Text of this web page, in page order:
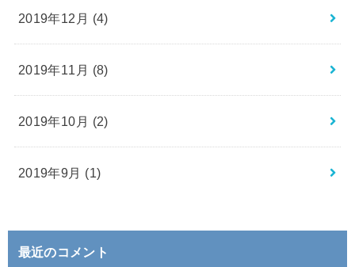
2019年12月 (4)
2019年11月 (8)
2019年10月 (2)
2019年9月 (1)
最近のコメント